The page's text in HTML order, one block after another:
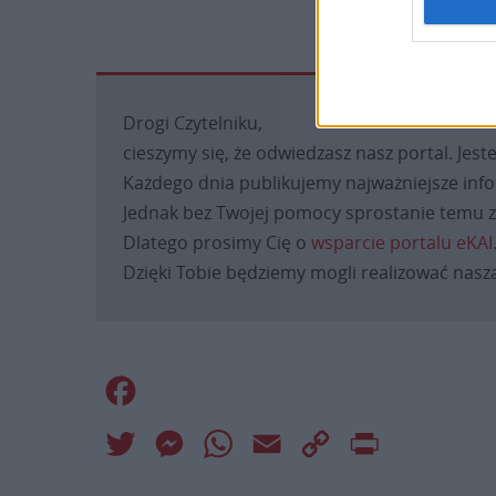
Drogi Czytelniku,
cieszymy się, że odwiedzasz nasz portal.
Każdego dnia publikujemy najważniejsze
Jednak bez Twojej pomocy sprostanie temu
Dlatego prosimy Cię o wsparcie portalu
Dzięki Tobie będziemy mogli realizować
Twitter MessengerWhatsApp
Email
Copy